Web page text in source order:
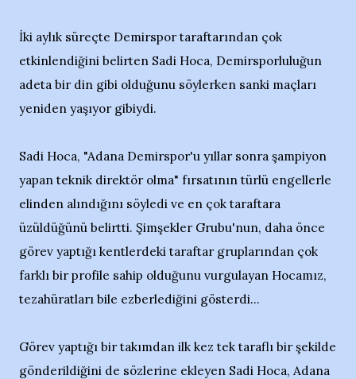
İki aylık süreçte Demirspor taraftarından çok
etkinlendiğini belirten Sadi Hoca, Demirsporluluğun
adeta bir din gibi olduğunu söylerken sanki maçları
yeniden yaşıyor gibiydi.
Sadi Hoca, "Adana Demirspor'u yıllar sonra şampiyon
yapan teknik direktör olma" fırsatının türlü engellerle
elinden alındığını söyledi ve en çok taraftara
üzüldüğünü belirtti. Şimşekler Grubu'nun, daha önce
görev yaptığı kentlerdeki taraftar gruplarından çok
farklı bir profile sahip olduğunu vurgulayan Hocamız,
tezahüratları bile ezberlediğini gösterdi...
Görev yaptığı bir takımdan ilk kez tek taraflı bir şekilde
gönderildiğini de sözlerine ekleyen Sadi Hoca, Adana